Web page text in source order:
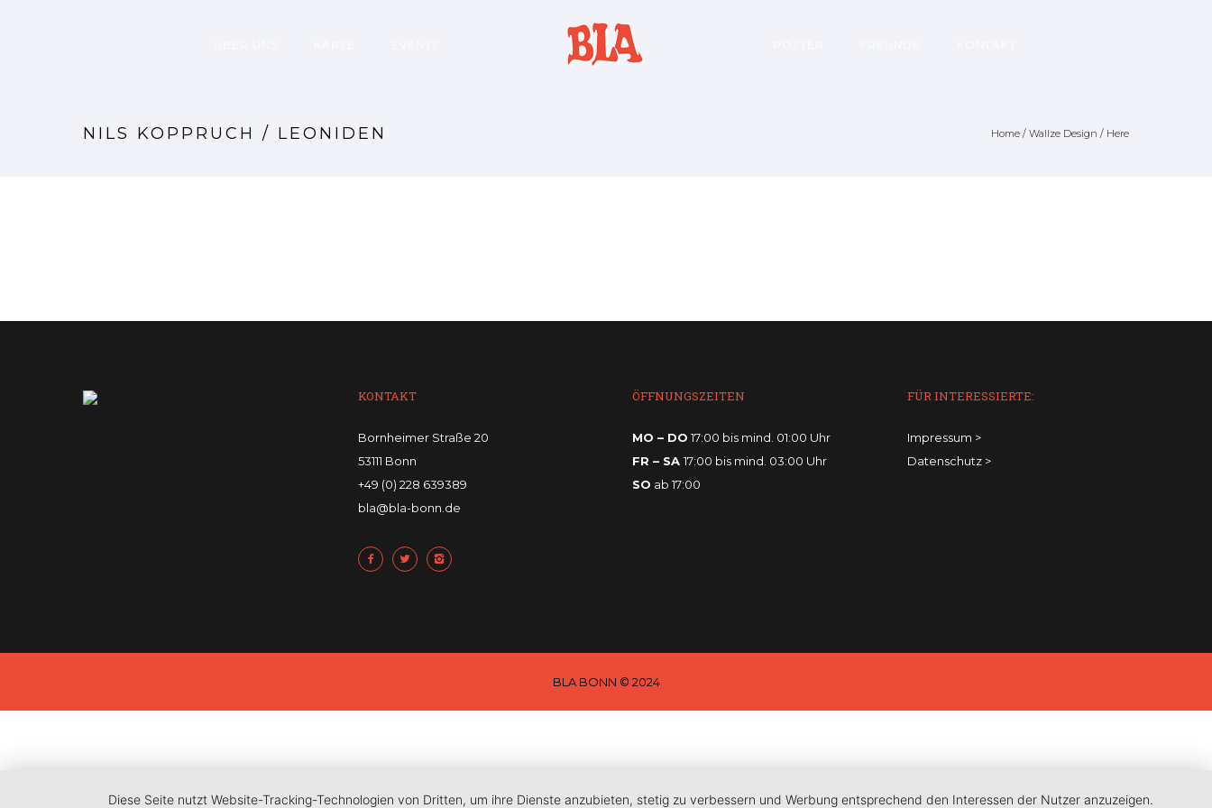
NILS KOPPRUCH / LEONIDEN Home / Wallze Design / Here
KONTAKT
Bornheimer Straße 20
53111 Bonn
+49 (0) 228 639389
bla@bla-bonn.de
ÖFFNUNGSZEITEN
MO – DO 17:00 bis mind. 01:00 Uhr
FR – SA 17:00 bis mind. 03:00 Uhr
SO ab 17:00
FÜR INTERESSIERTE:
Impressum >
Datenschutz>
BLA BONN © 2024
Diese Seite nutzt Website-Tracking-Technologien von Dritten, um ihre Dienste anzubieten, stetig zu verbessern und Werbung entsprechend den Interessen der Nutzer anzuzeigen.